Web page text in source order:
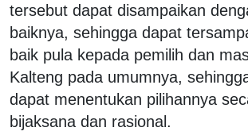
tersebut dapat disampaikan
baiknya, sehingga dapat
baik pula kepada pemilih dan
Kalteng pada umumnya,
dapat menentukan pilihannya
bijaksana dan rasional.